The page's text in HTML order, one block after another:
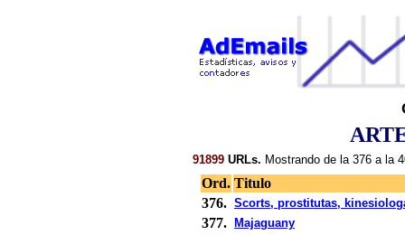
91899 URLs. Mostrando de la 376 a la
Ord. Titulo
376. Scorts, prostitutas,
377. Majaguany